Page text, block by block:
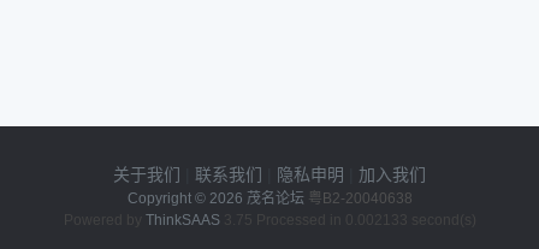
关于我们 联系我们 隐私申明 加入我们
Copyright © 2026 茂名论坛 粤B2-20040638
Powered by ThinkSAAS3.75 Processed in 0.002133 second(s)